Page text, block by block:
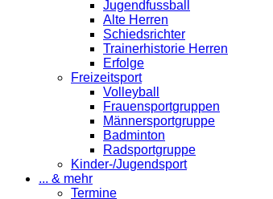
Jugendfussball
Alte Herren
Schiedsrichter
Trainerhistorie Herren
Erfolge
Freizeitsport
Volleyball
Frauensportgruppen
Männersportgruppe
Badminton
Radsportgruppe
Kinder-/Jugendsport
... & mehr
Termine